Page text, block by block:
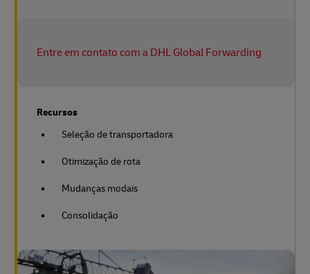
Entre em contato com a DHL Global Forwarding
Recursos
Seleção de transportadora
Otimização de rota
Mudanças modais
Consolidação